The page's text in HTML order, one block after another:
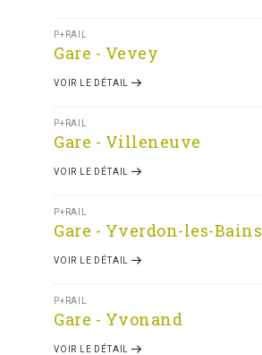
P+RAIL
Gare - Vevey
VOIR LE DÉTAIL
P+RAIL
Gare - Villeneuve
VOIR LE DÉTAIL
P+RAIL
Gare - Yverdon-les-Bains
VOIR LE DÉTAIL
P+RAIL
Gare - Yvonand
VOIR LE DÉTAIL